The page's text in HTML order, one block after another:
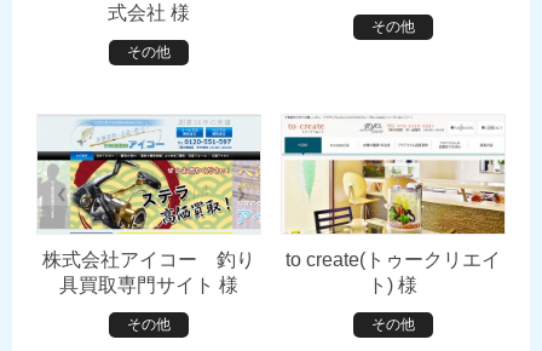
式会社 様
その他
その他
株式会社アイコー 釣り
具買取専門サイト 様
その他
to create(トゥークリエイ
ト) 様
その他